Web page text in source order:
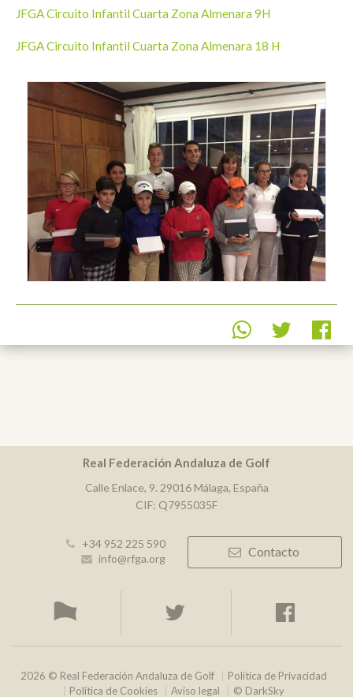
JFGA Circuito Infantil Cuarta Zona Almenara 9H
JFGA Circuito Infantil Cuarta Zona Almenara 18 H
Real Federación Andaluza de Golf
Calle Enlace, 9. 29016 Málaga, España
CIF: Q7955035F
+34 952 225 590
info@rfga.org
Contacto
2026 © Real Federación Andaluza de Golf
Política de Privacidad
Política de Cookies
Aviso legal © DarkSky